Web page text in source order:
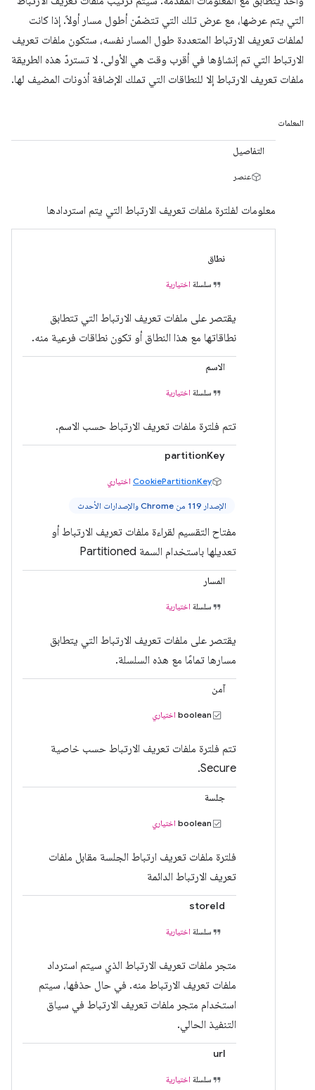
التي يتم عرضها، مع عرض تلك التي تتضمّن أطول مسار أولاً. إذا كانت
لملفات تعريف الارتباط المتعددة طول المسار نفسه، ستكون ملفات تعريف
الارتباط التي تم إنشاؤها في أقرب وقت هي الأولى. لا تستردّ هذه الطريقة
ملفات تعريف الارتباط إلا للنطاقات التي تملك الإضافة أذونات المضيف لها.
المعلمات
التفاصيل
عنصر
معلومات لفلترة ملفات تعريف الارتباط التي يتم استردادها
نطاق
سلسلة اختيارية
يقتصر على ملفات تعريف الارتباط التي تتطابق
نطاقاتها مع هذا النطاق أو تكون نطاقات فرعية منه.
الاسم
سلسلة اختيارية
تتم فلترة ملفات تعريف الارتباط حسب الاسم.
partitionKey
CookiePartitionKey اختياري
الإصدار 119 من Chrome والإصدارات الأحدث
مفتاح التقسيم لقراءة ملفات تعريف الارتباط أو
تعديلها باستخدام السمة Partitioned
المسار
سلسلة اختيارية
يقتصر على ملفات تعريف الارتباط التي يتطابق
مسارها تمامًا مع هذه السلسلة.
آمن
boolean اختياري
تتم فلترة ملفات تعريف الارتباط حسب خاصية
Secure.
جلسة
boolean اختياري
فلترة ملفات تعريف ارتباط الجلسة مقابل ملفات
تعريف الارتباط الدائمة
storeId
سلسلة اختيارية
متجر ملفات تعريف الارتباط الذي سيتم استرداد
ملفات تعريف الارتباط منه. في حال حذفها، سيتم
استخدام متجر ملفات تعريف الارتباط في سياق
التنفيذ الحالي.
url
سلسلة اختيارية